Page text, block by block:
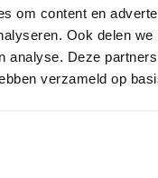
om content en
Ook delen
analyse. Deze
verzameld op
een rustig moment
vullen je
heerlijke manier
kerstmoment te
– het is een ritueel,
smaken die je altijd